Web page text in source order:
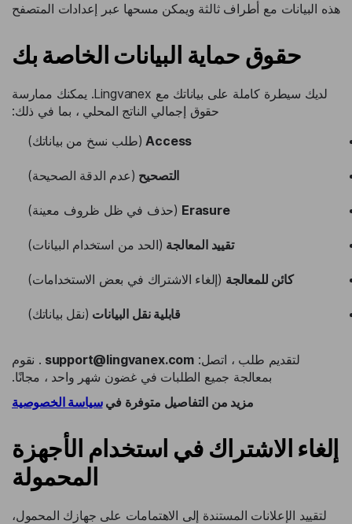
هذه البيانات مع أطراف ثالثة ويمكن مسحها عبر إعدادات المتصفح
حقوق حماية البيانات الخاصة بك
لديك سيطرة كاملة على بياناتك مع Lingvanex. يمكنك ممارسة
حقوق إجمالي الناتج المحلي ، بما في ذلك:
Access (طلب نسخ من بياناتك)
التصحيح (عدم الدقة الصحيحة)
Erasure (حذف في ظل ظروف معينة)
تقييد المعالجة (الحد من استخدام البيانات)
كائن للمعالجة (إلغاء الاشتراك في بعض الاستخدامات)
قابلية نقل البيانات (نقل بياناتك)
لتقديم طلب ، اتصل:support@lingvanex.com . نقوم
بمعالجة جميع الطلبات في غضون شهر واحد ، مجانًا.
مزيد من التفاصيل متوفرة فيسياسة الخصوصية
إلغاء الاشتراك في استخدام الأجهزة
المحمولة
لتقييد الإعلانات المستندة إلى الاهتمامات على جهازك المحمول،